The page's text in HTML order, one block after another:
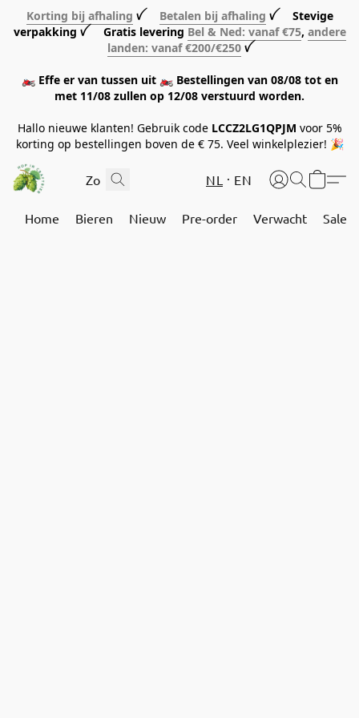
Korting bij afhaling ꪜ Betalen bij afhaling ꪜ Stevige
verpakking ꪜ Gratis levering Bel & Ned: vanaf €75, andere
landen: vanaf €200/€250 ꪜ
🏍️ Effe er van tussen uit 🏍️ Bestellingen van 08/08 tot en
met 11/08 zullen op 12/08 verstuurd worden.
Hallo nieuwe klanten! Gebruik code LCCZ2LG1QPJM voor 5%
korting op bestellingen boven de € 75. Veel winkelplezier! 🎉
NL EN
Home Bieren Nieuw Pre-order Verwacht Sale